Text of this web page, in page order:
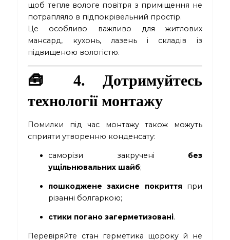
щоб тепле вологе повітря з приміщення не
потрапляло в підпокрівельний простір.
Це особливо важливо для житлових
мансард, кухонь, лазень і складів із
підвищеною вологістю.
🧰 4. Дотримуйтесь
технології монтажу
Помилки під час монтажу також можуть
сприяти утворенню конденсату:
саморізи закручені без
ущільнювальних шайб;
пошкоджене захисне покриттяпри
різанні болгаркою;
стики погано загерметизовані.
Перевіряйте стан герметика щороку й не